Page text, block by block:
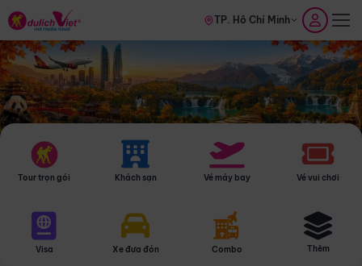
TP. Hồ Chí Minh
Tour trọn gói Khách sạn Vé máy bay Vé vui chơi
Visa Xe đưa đón Combo Thêm